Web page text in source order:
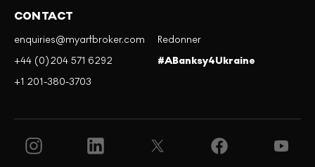
CONTACT
enquiries@myartbroker.com
+44 (0)204 571 6292
+1 201-380-3703
Redonner
#ABanksy4Ukraine